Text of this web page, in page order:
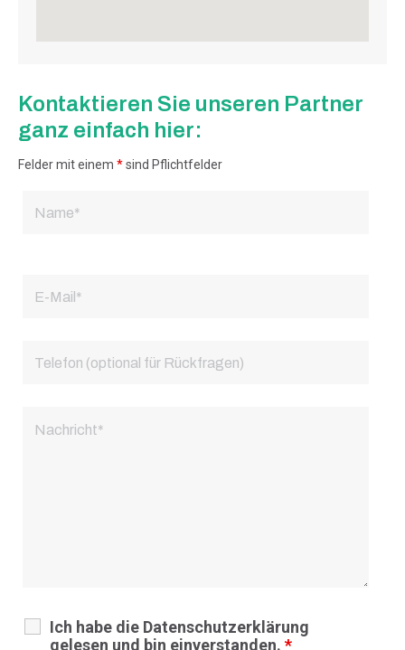
Kontaktieren Sie unseren Partner
ganz einfach hier:
Felder mit einem *sind Pflichtfelder
Ich habe die Datenschutzerklärung
gelesen und bin einverstanden. *